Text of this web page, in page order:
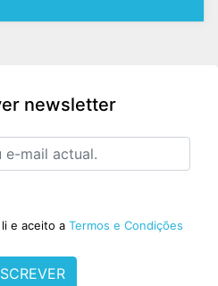
newsletter
e aceito a Termos e Condições